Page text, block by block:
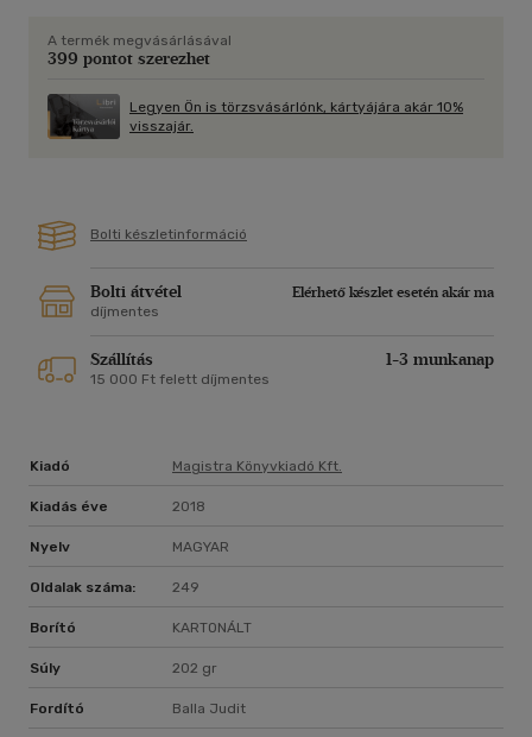
A termék megvásárlásával
399 pontot szerezhet
Legyen Ön is törzsvásárlónk, kártyájára akár 10%
visszajár.
Bolti készletinformáció
Bolti átvétel
Elérhető készlet esetén akár ma
díjmentes
Szállítás 1-3 munkanap
15 000 Ft felett díjmentes
Kiadó Magistra Könyvkiadó Kft.
Kiadás éve 2018
Nyelv MAGYAR
Oldalak száma: 249
Borító KARTONÁLT
Súly 202 gr
Fordító Balla Judit